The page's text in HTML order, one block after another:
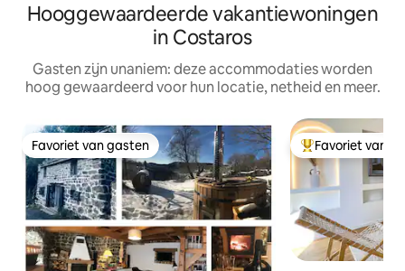
Hooggewaardeerde vakantiewoningen
in Costaros
Gasten zijn unaniem: deze accommodaties worden
hoog gewaardeerd voor hun locatie, netheid en meer.
Favoriet van gasten
Favoriet van gasten Topfavoriet van
Favoriet van